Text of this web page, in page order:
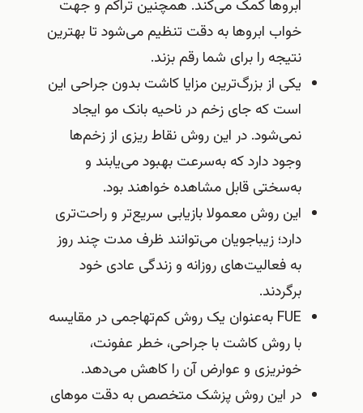
ابروها کمک می‌کند. همچنین تراکم و جهت
خواب ابروها به دقت تنظیم می‌شود تا بهترین
نتیجه را برای شما رقم بزند.
یکی از بزرگ‌ترین مزایا کاشت بدون جراحی این
است که جای زخم در ناحیه بانک مو ایجاد
نمی‌شود. در این روش نقاط ریزی از زخم‌ها
وجود دارد که به‌سرعت بهبود می‌یابند و
به‌سختی قابل مشاهده خواهند بود.
این روش معمولا بازیابی سریع‌تر و راحت‌تری
دارد؛ زیباجویان می‌توانند ظرف مدت چند روز
به فعالیت‌های روزانه و زندگی عادی خود
FUE به‌عنوان یک روش کم‌تهاجمی در مقایسه
با روش کاشت با جراحی، خطر عفونت،
خونریزی و عوارض آن را کاهش می‌دهد.
در این روش پزشک متخصص به دقت موهای